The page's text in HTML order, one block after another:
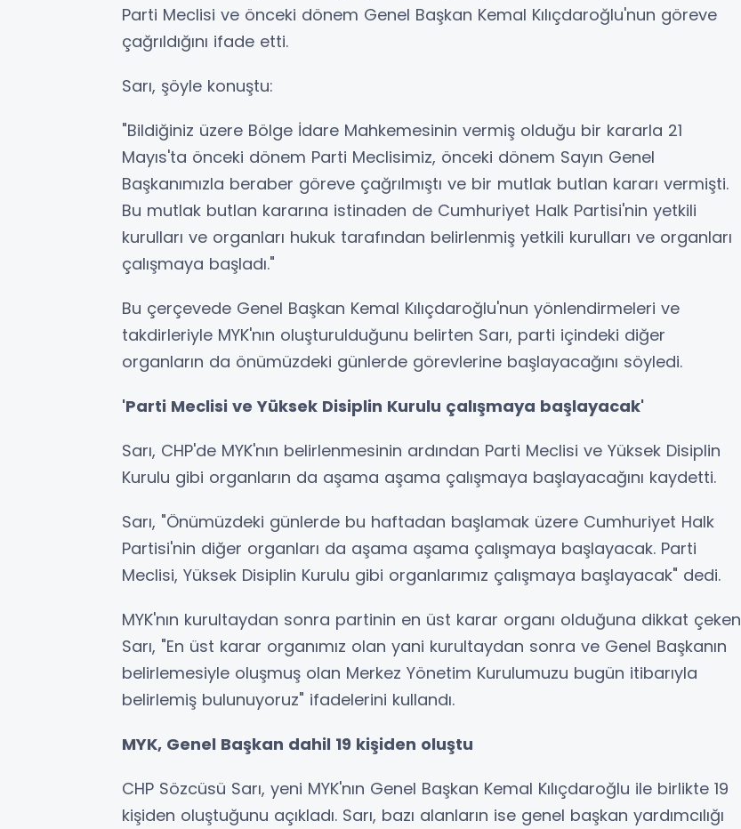
Parti Meclisi ve önceki dönem Genel Başkan Kemal Kılıçdaroğlu'nun göreve
çağrıldığını ifade etti.
Sarı, şöyle konuştu:
"Bildiğiniz üzere Bölge İdare Mahkemesinin vermiş olduğu bir kararla 21
Mayıs'ta önceki dönem Parti Meclisimiz, önceki dönem Sayın Genel
Başkanımızla beraber göreve çağrılmıştı ve bir mutlak butlan kararı vermişti.
Bu mutlak butlan kararına istinaden de Cumhuriyet Halk Partisi'nin yetkili
kurulları ve organları hukuk tarafından belirlenmiş yetkili kurulları ve organları
çalışmaya başladı."
Bu çerçevede Genel Başkan Kemal Kılıçdaroğlu'nun yönlendirmeleri ve
takdirleriyle MYK'nın oluşturulduğunu belirten Sarı, parti içindeki diğer
organların da önümüzdeki günlerde görevlerine başlayacağını söyledi.
'Parti Meclisi ve Yüksek Disiplin Kurulu çalışmaya başlayacak'
Sarı, CHP'de MYK'nın belirlenmesinin ardından Parti Meclisi ve Yüksek Disiplin
Kurulu gibi organların da aşama aşama çalışmaya başlayacağını kaydetti.
Sarı, "Önümüzdeki günlerde bu haftadan başlamak üzere Cumhuriyet Halk
Partisi'nin diğer organları da aşama aşama çalışmaya başlayacak. Parti
Meclisi, Yüksek Disiplin Kurulu gibi organlarımız çalışmaya başlayacak" dedi.
MYK'nın kurultaydan sonra partinin en üst karar organı olduğuna dikkat çeken
Sarı, "En üst karar organımız olan yani kurultaydan sonra ve Genel Başkanın
belirlemesiyle oluşmuş olan Merkez Yönetim Kurulumuzu bugün itibarıyla
belirlemiş bulunuyoruz" ifadelerini kullandı.
MYK, Genel Başkan dahil 19 kişiden oluştu
CHP Sözcüsü Sarı, yeni MYK'nın Genel Başkan Kemal Kılıçdaroğlu ile birlikte 19
kişiden oluştuğunu açıkladı. Sarı, bazı alanların ise genel başkan yardımcılığı